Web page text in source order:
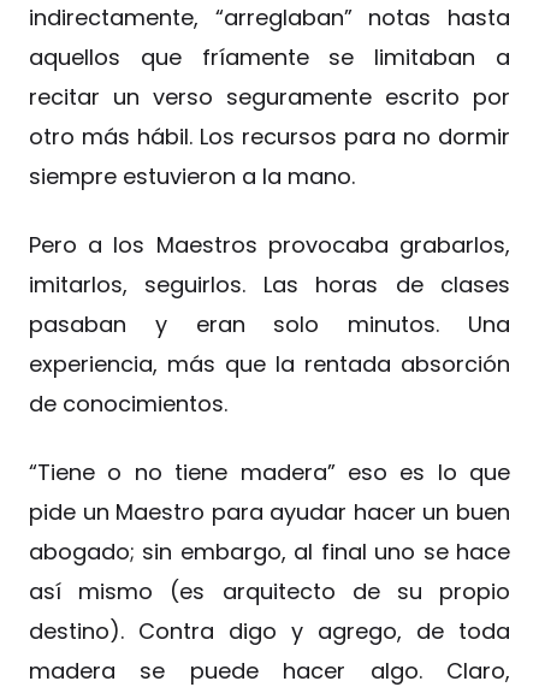
indirectamente, “arreglaban” notas hasta
aquellos que fríamente se limitaban a
recitar un verso seguramente escrito por
otro más hábil. Los recursos para no dormir
siempre estuvieron a la mano.
Pero a los Maestros provocaba grabarlos,
imitarlos, seguirlos. Las horas de clases
pasaban y eran solo minutos. Una
experiencia, más que la rentada absorción
de conocimientos.
“Tiene o no tiene madera” eso es lo que
pide un Maestro para ayudar hacer un buen
abogado; sin embargo, al final uno se hace
así mismo (es arquitecto de su propio
destino). Contra digo y agrego, de toda
madera se puede hacer algo. Claro,